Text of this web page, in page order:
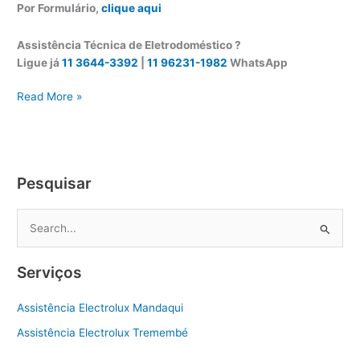
Por Formulário,clique aqui
Assistência Técnica de Eletrodoméstico ?
Ligue já11 3644-3392 |11 96231-1982 WhatsApp
Assistência
Read More »
Pesquisar
u
Serviços
Assistência Electrolux Mandaqui
Assistência Electrolux Tremembé